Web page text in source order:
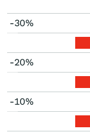
-30%
-20%
-10%